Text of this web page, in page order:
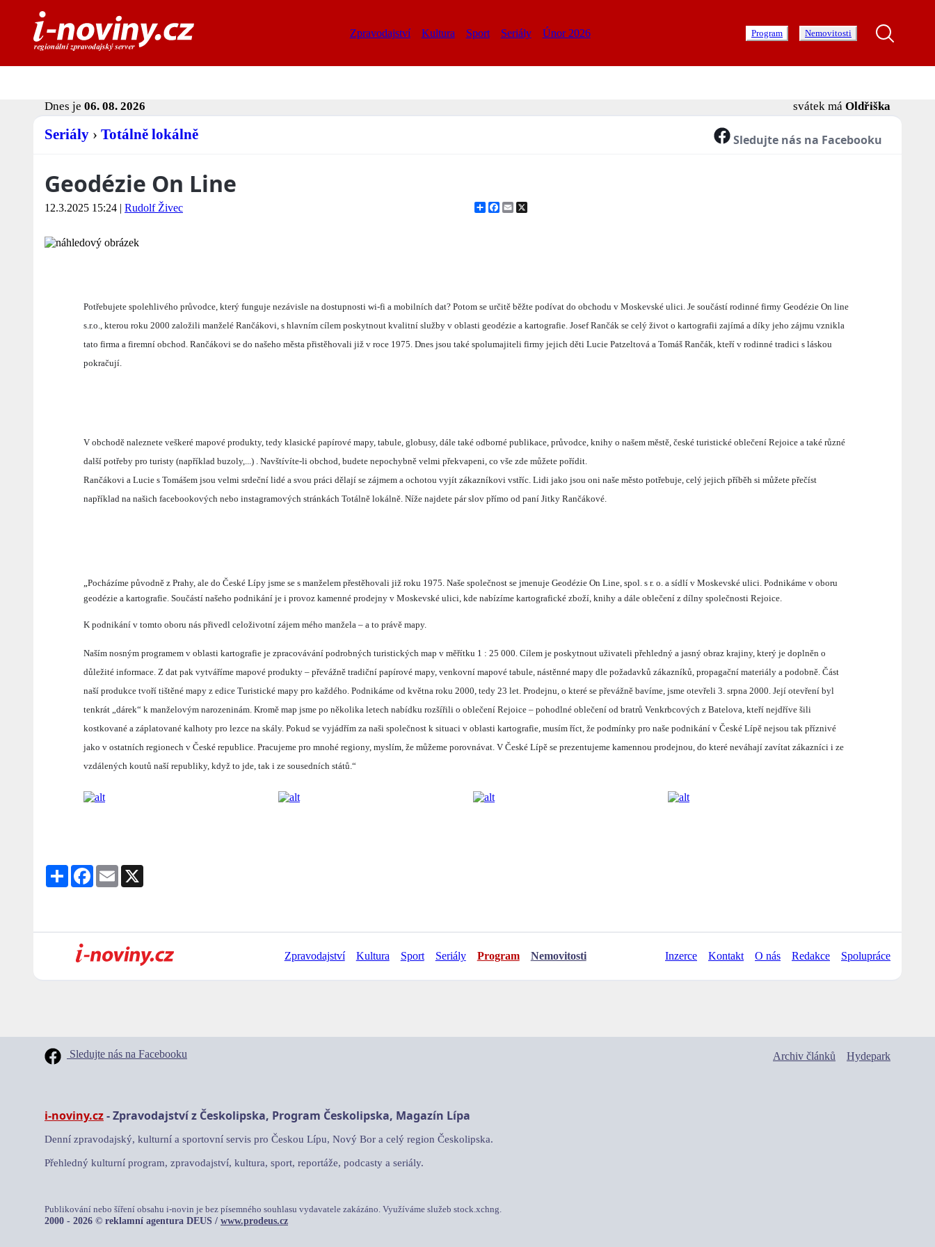
Zpravodajství Kultura Sport Seriály Únor 2026 Program Nemovitosti
Dnes je 06. 08. 2026 svátek má Oldřiška
Seriály › Totálně lokálně Sledujte nás na Facebooku
Geodézie On Line
12.3.2025 15:24 | Rudolf Živec ShareFacebook
Email
Potřebujete spolehlivého průvodce, který funguje nezávisle na dostupnosti wi-fi a mobilních dat? Potom se určitě běžte podívat do obchodu v Moskevské ulici. Je součástí rodinné firmy Geodézie On line
s.r.o., kterou roku 2000 založili manželé Rančákovi, s hlavním cílem poskytnout kvalitní služby v oblasti geodézie a kartografie. Josef Rančák se celý život o kartografii zajímá a díky jeho zájmu vznikla
tato firma a firemní obchod. Rančákovi se do našeho města přistěhovali již v roce 1975. Dnes jsou také spolumajiteli firmy jejich děti Lucie Patzeltová a Tomáš Rančák, kteří v rodinné tradici s láskou
pokračují.
V obchodě naleznete veškeré mapové produkty, tedy klasické papírové mapy, tabule, globusy, dále také odborné publikace, průvodce, knihy o našem městě, české turistické oblečení Rejoice a také různé
další potřeby pro turisty (například buzoly,...) . Navštívíte-li obchod, budete nepochybně velmi překvapeni, co vše zde můžete pořídit.
Rančákovi a Lucie s Tomášem jsou velmi srdeční lidé a svou práci dělají se zájmem a ochotou vyjít zákazníkovi vstříc. Lidi jako jsou oni naše město potřebuje, celý jejich příběh si můžete přečíst
například na našich facebookových nebo instagramových stránkách Totálně lokálně. Níže najdete pár slov přímo od paní Jitky Rančákové.
„Pocházíme původně z Prahy, ale do České Lípy jsme se s manželem přestěhovali již roku 1975. Naše společnost se jmenuje Geodézie On Line, spol. s r. o. a sídlí v Moskevské ulici. Podnikáme v oboru
geodézie a kartografie. Součástí našeho podnikání je i provoz kamenné prodejny v Moskevské ulici, kde nabízíme kartografické zboží, knihy a dále oblečení z dílny společnosti Rejoice.
K podnikání v tomto oboru nás přivedl celoživotní zájem mého manžela – a to právě mapy.
Naším nosným programem v oblasti kartografie je zpracovávání podrobných turistických map v měřítku 1 : 25 000. Cílem je poskytnout uživateli přehledný a jasný obraz krajiny, který je doplněn o
důležité informace. Z dat pak vytváříme mapové produkty – převážně tradiční papírové mapy, venkovní mapové tabule, nástěnné mapy dle požadavků zákazníků, propagační materiály a podobně. Část
naší produkce tvoří tištěné mapy z edice Turistické mapy pro každého. Podnikáme od května roku 2000, tedy 23 let. Prodejnu, o které se převážně bavíme, jsme otevřeli 3. srpna 2000. Její otevření byl
tenkrát „dárek“ k manželovým narozeninám. Kromě map jsme po několika letech nabídku rozšířili o oblečení Rejoice – pohodlné oblečení od bratrů Venkrbcových z Batelova, kteří nejdříve šili
kostkované a záplatované kalhoty pro lezce na skály. Pokud se vyjádřím za naši společnost k situaci v oblasti kartografie, musím říct, že podmínky pro naše podnikání v České Lípě nejsou tak příznivé
jako v ostatních regionech v České republice. Pracujeme pro mnohé regiony, myslím, že můžeme porovnávat. V České Lípě se prezentujeme kamennou prodejnou, do které neváhají zavítat zákazníci i ze
vzdálených koutů naší republiky, když to jde, tak i ze sousedních států.“
Share Facebook
Email
Zpravodajství Kultura Sport Seriály Program Nemovitosti Inzerce Kontakt O nás Redakce Spolupráce
Sledujte nás na Facebooku Archiv článků Hydepark
i-noviny.cz- Zpravodajství z Českolipska, Program Českolipska, Magazín Lípa
Denní zpravodajský, kulturní a sportovní servis pro Českou Lípu, Nový Bor a celý region Českolipska.
Přehledný kulturní program, zpravodajství, kultura, sport, reportáže, podcasty a seriály.
Publikování nebo šíření obsahu i-novin je bez písemného souhlasu vydavatele zakázáno. Využíváme služeb stock.xchng.
2000 - 2026 © reklamní agentura DEUS / www.prodeus.cz